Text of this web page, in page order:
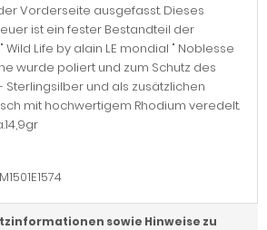
Vorderseite ausgefasst. Dieses
ist ein fester Bestandteil der
Wild Life by alain LE mondial " Noblesse
wurde poliert und zum Schutz des
und als zusätzlichen
mit hochwertigem Rhodium veredelt.
sowie Hinweise zu